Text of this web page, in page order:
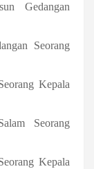
Gedangan
Seorang
Kepala
Seorang
Kepala